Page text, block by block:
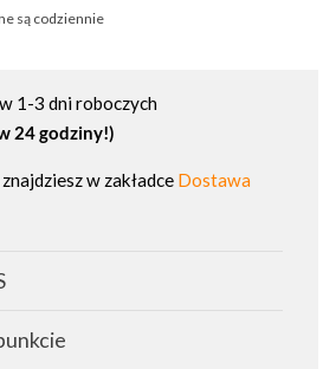
są codziennie
1-3 dni roboczych
24 godziny!)
w zakładce Dostawa